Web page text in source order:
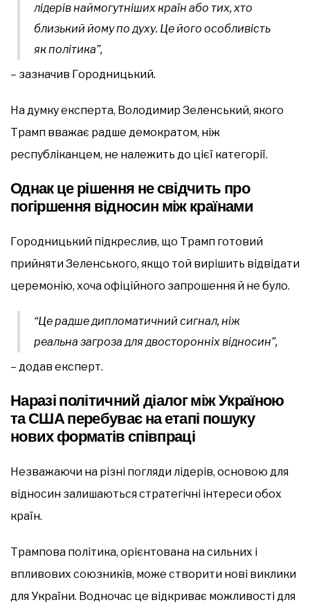
лідерів наймогутніших країн або тих, хто
близький йому по духу. Це його особливість
як політика”,
– зазначив Городницький.
На думку експерта, Володимир Зеленський, якого
Трамп вважає радше демократом, ніж
республіканцем, не належить до цієї категорії.
Однак це рішення не свідчить про
погіршення відносин між країнами
Городницький підкреслив, що Трамп готовий
прийняти Зеленського, якщо той вирішить відвідати
церемонію, хоча офіційного запрошення й не було.
“Це радше дипломатичний сигнал, ніж
реальна загроза для двосторонніх відносин”,
– додав експерт.
Наразі політичний діалог між Україною
та США перебуває на етапі пошуку
нових форматів співпраці
Незважаючи на різні погляди лідерів, основою для
відносин залишаються стратегічні інтереси обох
країн.
Трампова політика, орієнтована на сильних і
впливових союзників, може створити нові виклики
для України. Водночас це відкриває можливості для